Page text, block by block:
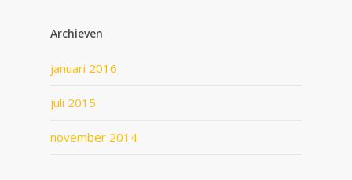
Archieven
januari 2016
juli 2015
november 2014